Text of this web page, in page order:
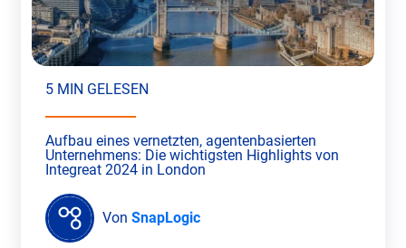
5 MIN GELESEN
Aufbau eines vernetzten, agentenbasierten
Unternehmens: Die wichtigsten Highlights von
Integreat 2024 in London
Von SnapLogic